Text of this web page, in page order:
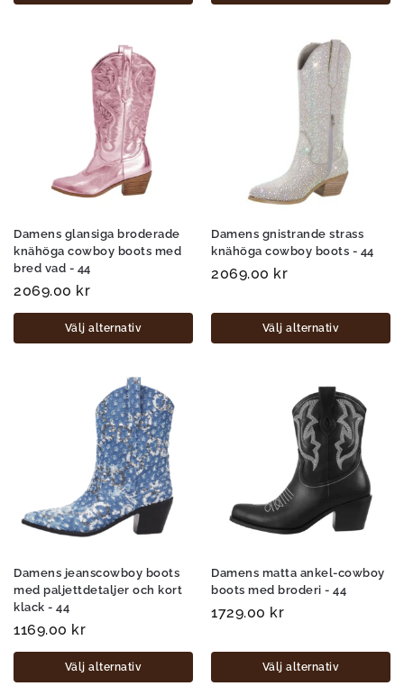
Damens glansiga broderade
knähöga cowboy boots med
bred vad - 44
2069.00 kr
Välj alternativ
Damens gnistrande strass
knähöga cowboy boots - 44
2069.00 kr
Välj alternativ
Damens jeanscowboy boots
med paljettdetaljer och kort
klack - 44
1169.00 kr
Välj alternativ
Damens matta ankel-cowboy
boots med broderi - 44
1729.00 kr
Välj alternativ